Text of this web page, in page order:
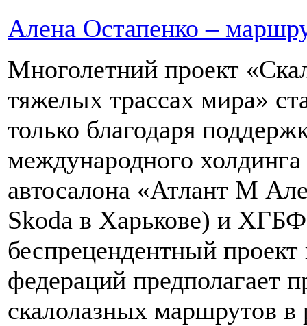
Алена Остапенко –
Многолетний проект
тяжелых трассах мира»
только благодаря
международного
автосалона «Атлант М
Skoda в Харькове) и
беспрецендентный
федераций предполагает
скалолазных маршрутов